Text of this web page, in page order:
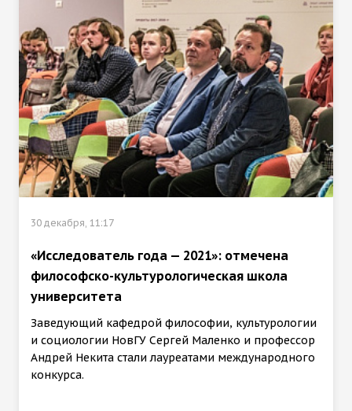
30 декабря, 11:17
«Исследователь года — 2021»: отмечена
философско-культурологическая школа
университета
Заведующий кафедрой философии, культурологии
и социологии НовГУ Сергей Маленко и профессор
Андрей Некита стали лауреатами международного
конкурса.